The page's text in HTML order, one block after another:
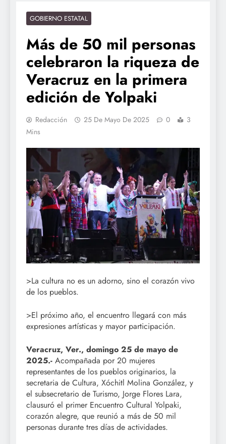
GOBIERNO ESTATAL
Más de 50 mil personas
celebraron la riqueza de
Veracruz en la primera
edición de Yolpaki
Redacción 25 De Mayo De 2025 0
3
Mins
>La cultura no es un adorno, sino el corazón vivo
de los pueblos.
>El próximo año, el encuentro llegará con más
expresiones artísticas y mayor participación.
Veracruz, Ver., domingo 25 de mayo de
2025.- Acompañada por 20 mujeres
representantes de los pueblos originarios, la
secretaria de Cultura, Xóchitl Molina González, y
el subsecretario de Turismo, Jorge Flores Lara,
clausuró el primer Encuentro Cultural Yolpaki,
corazón alegre, que reunió a más de 50 mil
personas durante tres días de actividades.